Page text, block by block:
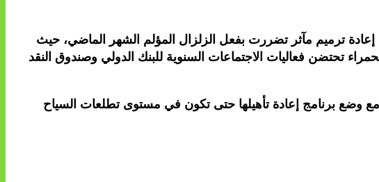
إعادة ترميم مآثر تضررت بفعل الزلزال المؤلم الشهر الماضي، حيث
تحتضن فعاليات الاجتماعات السنوية للبنك الدولي وصندوق النقد
مع وضع برنامج إعادة تأهيلها حتى تكون في مستوى تطلعات السياح